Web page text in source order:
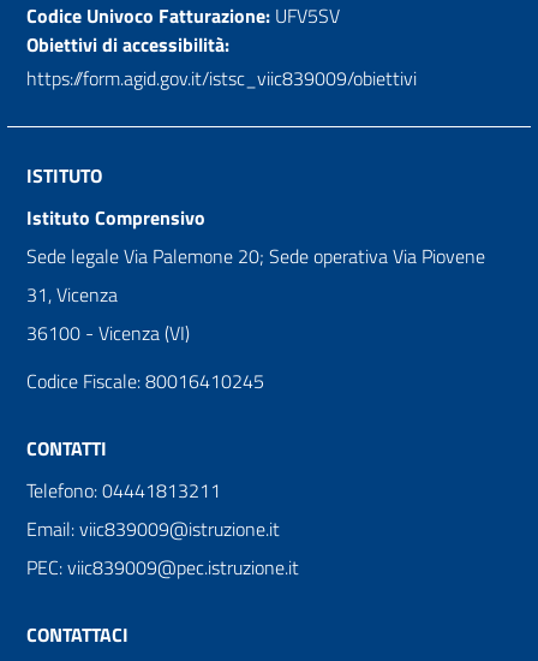
Codice Univoco Fatturazione: UFV5SV
Obiettivi di accessibilità:
https://form.agid.gov.it/istsc_viic839009/obiettivi
ISTITUTO
Istituto Comprensivo
Sede legale Via Palemone 20; Sede operativa Via Piovene
31, Vicenza
36100 - Vicenza (VI)
Codice Fiscale: 80016410245
CONTATTI
Telefono: 04441813211
Email: viic839009@istruzione.it
PEC: viic839009@pec.istruzione.it
CONTATTACI